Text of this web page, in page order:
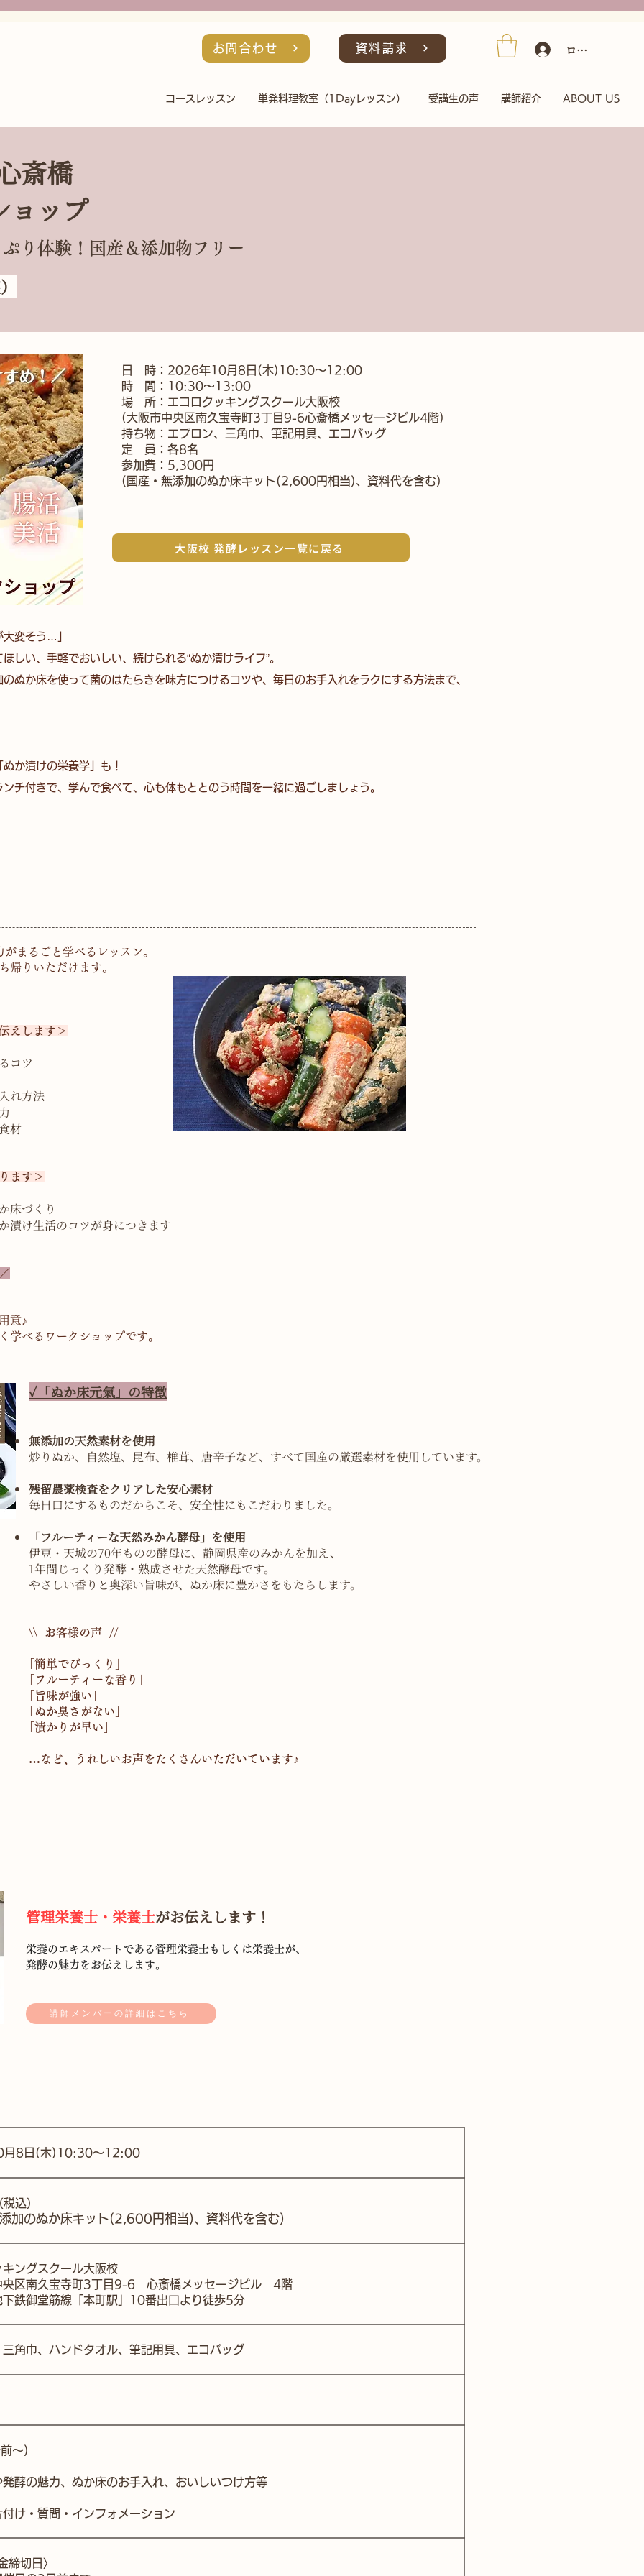
お問合わせ 資料請求 ログイン/会員
コースレッスン 単発料理教室（1Dayレッスン） 受講生の声 講師紹介 ABOUT US
斎橋
ョップ
り体験！国産＆添加物フリー
日 時：2026年10月8日(木)10:30～12:00
時 間：10:30～13:00
場 所：エコロクッキングスクール大阪校
(大阪市中央区南久宝寺町3丁目9-6心斎橋メッセージビル4階)
持ち物：エプロン、三角巾、筆記用具、エコバッグ
定 員：各8名
参加費：5,300円
(国産・無添加のぬか床キット(2,600円相当)、資料代を含む)​
大阪校 発酵レッスン一覧に戻る
大変そう…」
しい、手軽でおいしい、続けられる“ぬか漬けライフ”。
のぬか床を使って菌のはたらきを味方につけるコツや、毎日のお手入れをラクにする方法まで、
か漬けの栄養学」も！
チ付きで、 学んで食べて、心も体もととのう時間を一緒に過ごしましょう。
まるごと学べるレッスン。
帰りいただけます。
えします＞
コツ
れ方法
材
ます＞
床づくり
漬け生活のコツが身につきます
意♪
学べるワークショップです。
✓「ぬか床元氣」の特徴
無添加の天然素材を使用
炒りぬか、自然塩、昆布、椎茸、唐辛子など、すべて国産の厳選素材を使用しています。
残留農薬検査をクリアした安心素材
毎日口にするものだからこそ、安全性にもこだわりました。
「フルーティーな天然みかん酵母」を使用
伊豆・天城の70年ものの酵母に、静岡県産のみかんを加え、
1年間じっくり発酵・熟成させた天然酵母です。
やさしい香りと奥深い旨味が、ぬか床に豊かさをもたらします。
\\ お客様の声 //
｢簡単でびっくり」
｢フルーティーな香り」
｢旨味が強い｣
｢ぬか臭さがない｣
｢漬かりが早い｣
…など、うれしいお声をたくさんいただいています♪
​管理栄養士・栄養士がお伝えします！
栄養のエキスパートである管理栄養士もしくは栄養士が、
発酵の魅力をお伝えします。
講師メンバーの詳細はこちら
月8日(木)10:30～12:00
込）
加のぬか床キット(2,600円相当)、資料代を含む)
ングスクール大阪校
央区南久宝寺町3丁目9-6 心斎橋メッセージビル 4階
下鉄御堂筋線「本町駅」10番出口より徒歩5分
角巾、ハンドタオル、筆記用具、エコバッグ
～)​
酵の魅力、ぬか床のお手入れ、おいしいつけ方等
け・質問・インフォメーション
締切日〉